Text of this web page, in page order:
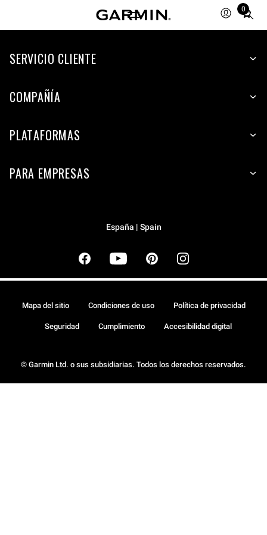
0
Total
SERVICIO CLIENTE
COMPAÑÍA
PLATAFORMAS
PARA EMPRESAS
España | Spain
© Garmin Ltd. o sus subsidiarias. Todos los derechos reservados.
Mapa del sitio Condiciones de uso Política de privacidad
Seguridad Cumplimiento Accesibilidad digital